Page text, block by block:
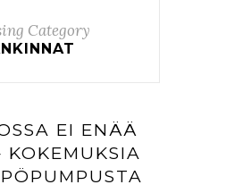
Category
EI ENÄÄ
KOKEMUKSIA